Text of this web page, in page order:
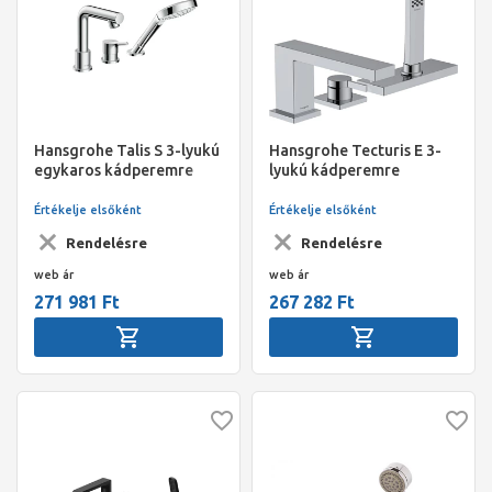
Hansgrohe Talis S 3-lyukú
egykaros kádperemre
Rendelésre
Értékelje elsőként
web ár
271 981 Ft
Hansgrohe Tecturis E 3-
lyukú kádperemre
sBox króm
Rendelésre
Értékelje elsőként
web ár
267 282 Ft